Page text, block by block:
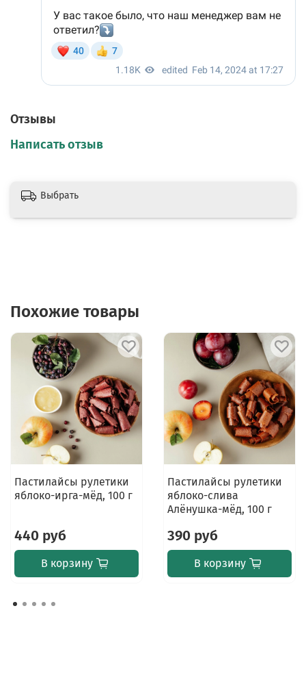
Отзывы
Написать отзыв
Выбрать
Похожие товары
Пастилайсы рулетики
яблоко-ирга-мёд, 100 г
440 руб
В корзину
Пастилайсы рулетики
яблоко-слива
Алёнушка-мёд, 100 г
390 руб
В корзину